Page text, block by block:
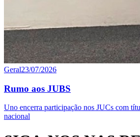
Geral23/07/2026
Rumo aos JUBS
Uno encerra participação nos JUCs com
nacional